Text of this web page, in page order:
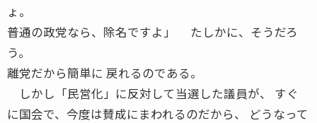
ょ。
普通の政党なら、除名ですよ」 たしかに、そうだろ
う。
離党だから簡単に 戻れるのである。
しかし「民営化」に反対して当選した議員が、 すぐ
に国会で、今度は賛成にまわれるのだから、 どうなって